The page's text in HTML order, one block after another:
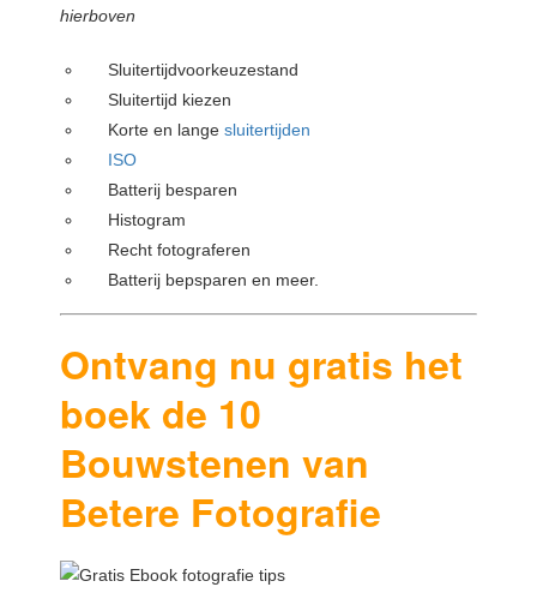
hierboven
Sluitertijdvoorkeuzestand
Sluitertijd kiezen
Korte en langesluitertijden
ISO
Batterij besparen
Histogram
Recht fotograferen
Batterij bepsparen en meer.
Ontvang nu gratis het
boek de 10
Bouwstenen van
Betere Fotografie